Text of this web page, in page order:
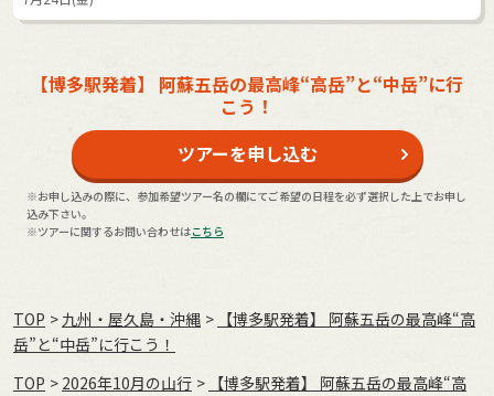
【博多駅発着】 阿蘇五岳の最高峰“高岳”と“中岳”に行
こう！
ツアーを申し込む
※お申し込みの際に、参加希望ツアー名の欄にてご希望の日程を必ず選択した上でお申し
込み下さい。
※ツアーに関するお問い合わせはこちら
TOP 九州・屋久島・沖縄
【博多駅発着】 阿蘇五岳の最高峰“高
岳”と“中岳”に行こう！
TOP
2026年10月の⼭⾏
【博多駅発着】 阿蘇五岳の最高峰“高